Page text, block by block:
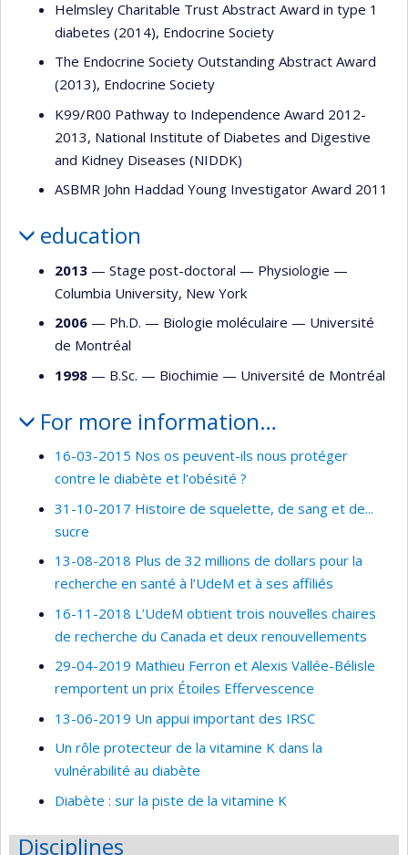
Helmsley Charitable Trust Abstract Award in type 1
diabetes (2014), Endocrine Society
The Endocrine Society Outstanding Abstract Award
(2013), Endocrine Society
K99/R00 Pathway to Independence Award 2012-
2013, National Institute of Diabetes and Digestive
and Kidney Diseases (NIDDK)
ASBMR John Haddad Young Investigator Award 2011
education
2013 — Stage post-doctoral — Physiologie —
Columbia University, New York
2006 — Ph.D. — Biologie moléculaire — Université
de Montréal
1998 — B.Sc. — Biochimie — Université de Montréal
For more information…
16-03-2015 Nos os peuvent-ils nous protéger
contre le diabète et l'obésité ?
31-10-2017 Histoire de squelette, de sang et de...
sucre
13-08-2018 Plus de 32 millions de dollars pour la
recherche en santé à l’UdeM et à ses affiliés
16-11-2018 L’UdeM obtient trois nouvelles chaires
de recherche du Canada et deux renouvellements
29-04-2019 Mathieu Ferron et Alexis Vallée-Bélisle
remportent un prix Étoiles Effervescence
13-06-2019 Un appui important des IRSC
Un rôle protecteur de la vitamine K dans la
vulnérabilité au diabète
Diabète : sur la piste de la vitamine K
Disciplines